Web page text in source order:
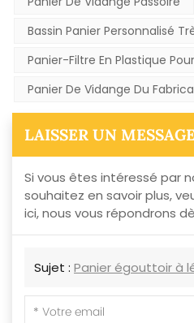
Bassin Panier Personnalisé
Panier-Filtre En Plastique
Panier De Vidange Du
LAISSER UN
Si vous êtes intéressé par
souhaitez en savoir plus,
ici, nous vous répondrons
Sujet : Panier égouttoir à